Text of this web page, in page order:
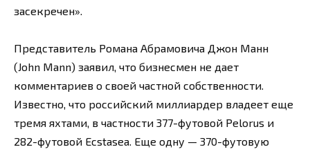
засекречен».
Представитель Романа Абрамовича Джон Манн
(John Mann) заявил, что бизнесмен не дает
комментариев о своей частной собственности.
Известно, что российский миллиардер владеет еще
тремя яхтами, в частности 377-футовой Pelorus и
282-футовой Ecstasea. Еще одну — 370-футовую